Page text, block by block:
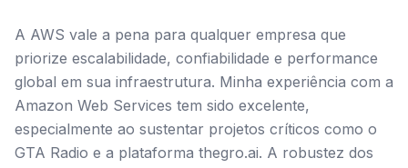
A AWS vale a pena para qualquer empresa que
priorize escalabilidade, confiabilidade e performance
global em sua infraestrutura. Minha experiência com a
Amazon Web Services tem sido excelente,
especialmente ao sustentar projetos críticos como o
GTA Radio e a plataforma thegro.ai. A robustez dos